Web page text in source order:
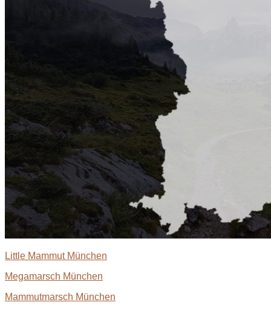
Little Mammut München
Megamarsch München
Mammutmarsch München